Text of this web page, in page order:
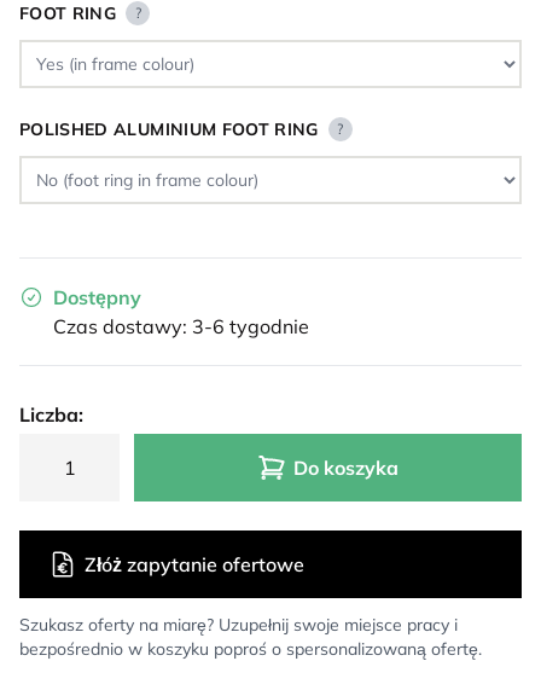
FOOT RING ?
POLISHED ALUMINIUM FOOT RING ?
Dostępny
Czas dostawy: 3-6 tygodnie
Liczba:
Do koszyka
Szukasz oferty na miarę? Uzupełnij swoje miejsce pracy i
bezpośrednio w koszyku poproś o spersonalizowaną ofertę.
Złóż zapytanie ofertowe